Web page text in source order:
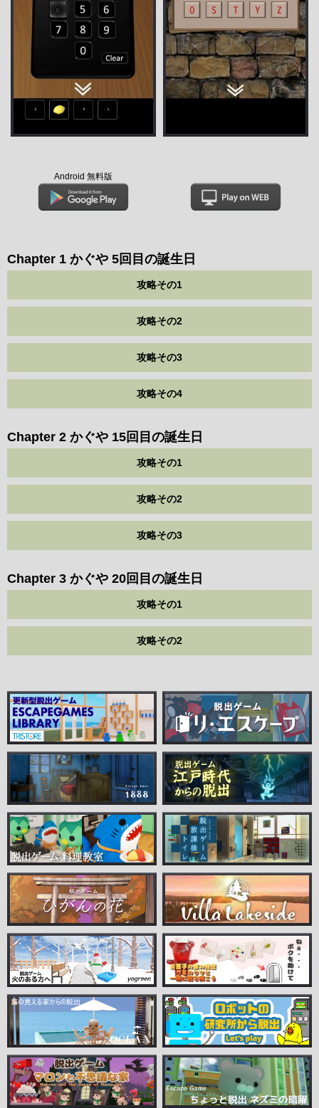
Android 無料版
Chapter 1 かぐや 5回目の誕生日
攻略その1
攻略その2
攻略その3
攻略その4
Chapter 2 かぐや 15回目の誕生日
攻略その1
攻略その2
攻略その3
Chapter 3 かぐや 20回目の誕生日
攻略その1
攻略その2